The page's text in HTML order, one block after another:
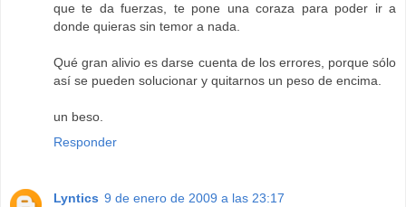
que te da fuerzas, te pone una coraza para poder ir a
donde quieras sin temor a nada.
Qué gran alivio es darse cuenta de los errores, porque sólo
así se pueden solucionar y quitarnos un peso de encima.
un beso.
Responder
Lyntics 9 de enero de 2009 a las 23:17